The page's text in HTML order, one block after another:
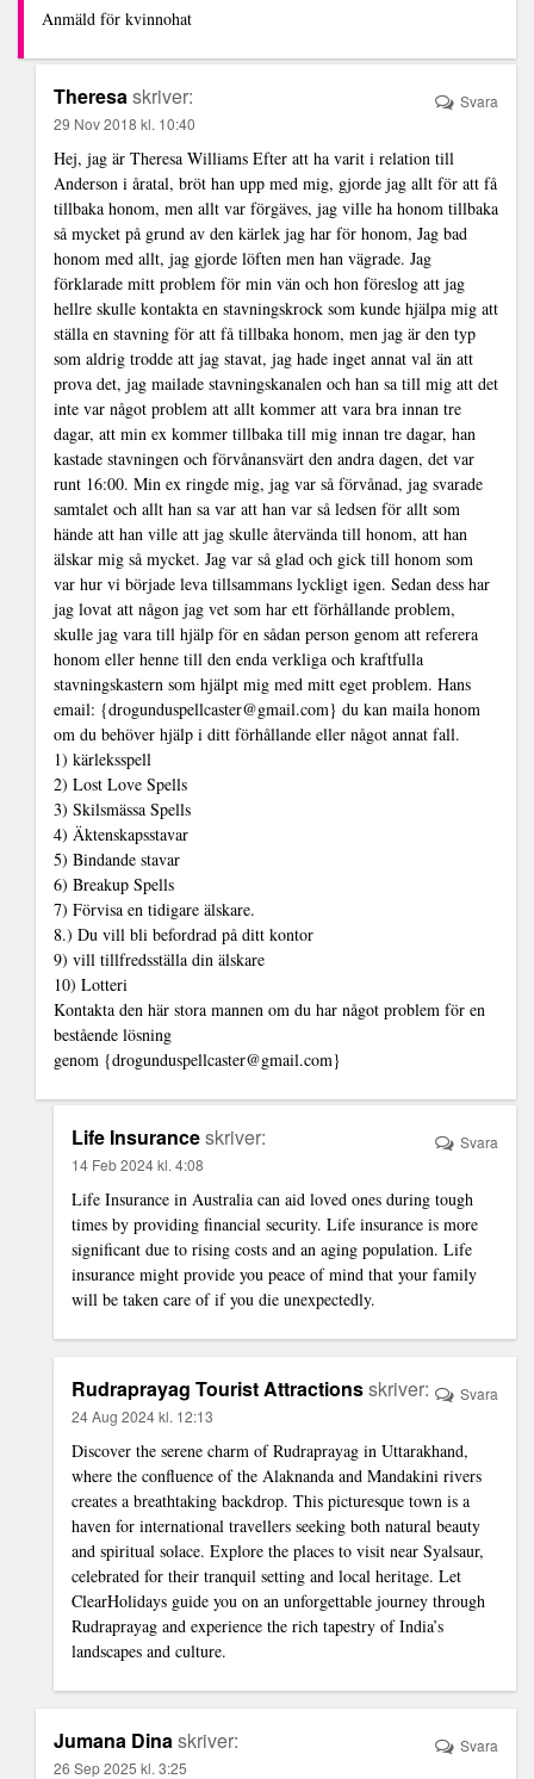
Anmäld för kvinnohat
Theresaskriver:
29 Nov 2018 kl. 10:40
Hej, jag är Theresa Williams Efter att ha varit i relation till
Anderson i åratal, bröt han upp med mig, gjorde jag allt för att få
tillbaka honom, men allt var förgäves, jag ville ha honom tillbaka
så mycket på grund av den kärlek jag har för honom, Jag bad
honom med allt, jag gjorde löften men han vägrade. Jag
förklarade mitt problem för min vän och hon föreslog att jag
hellre skulle kontakta en stavningskrock som kunde hjälpa mig att
ställa en stavning för att få tillbaka honom, men jag är den typ
som aldrig trodde att jag stavat, jag hade inget annat val än att
prova det, jag mailade stavningskanalen och han sa till mig att det
inte var något problem att allt kommer att vara bra innan tre
dagar, att min ex kommer tillbaka till mig innan tre dagar, han
kastade stavningen och förvånansvärt den andra dagen, det var
runt 16:00. Min ex ringde mig, jag var så förvånad, jag svarade
samtalet och allt han sa var att han var så ledsen för allt som
hände att han ville att jag skulle återvända till honom, att han
älskar mig så mycket. Jag var så glad och gick till honom som
var hur vi började leva tillsammans lyckligt igen. Sedan dess har
jag lovat att någon jag vet som har ett förhållande problem,
skulle jag vara till hjälp för en sådan person genom att referera
honom eller henne till den enda verkliga och kraftfulla
stavningskastern som hjälpt mig med mitt eget problem. Hans
email: {drogunduspellcaster@gmail.com} du kan maila honom
om du behöver hjälp i ditt förhållande eller något annat fall.
1) kärleksspell
2) Lost Love Spells
3) Skilsmässa Spells
4) Äktenskapsstavar
5) Bindande stavar
6) Breakup Spells
7) Förvisa en tidigare älskare.
8.) Du vill bli befordrad på ditt kontor
9) vill tillfredsställa din älskare
10) Lotteri
Kontakta den här stora mannen om du har något problem för en
bestående lösning
genom {drogunduspellcaster@gmail.com}
Svara
Life Insuranceskriver:
14 Feb 2024 kl. 4:08
Life Insurance in Australia can aid loved ones during tough
times by providing financial security. Life insurance is more
significant due to rising costs and an aging population. Life
insurance might provide you peace of mind that your family
will be taken care of if you die unexpectedly.
Svara
Rudraprayag Tourist Attractionsskriver:
24 Aug 2024 kl. 12:13
Discover the serene charm of Rudraprayag in Uttarakhand,
where the confluence of the Alaknanda and Mandakini rivers
creates a breathtaking backdrop. This picturesque town is a
haven for international travellers seeking both natural beauty
and spiritual solace. Explore the places to visit near Syalsaur,
celebrated for their tranquil setting and local heritage. Let
ClearHolidays guide you on an unforgettable journey through
Rudraprayag and experience the rich tapestry of India’s
landscapes and culture.
Svara
Jumana Dinaskriver:
26 Sep 2025 kl. 3:25
Svara